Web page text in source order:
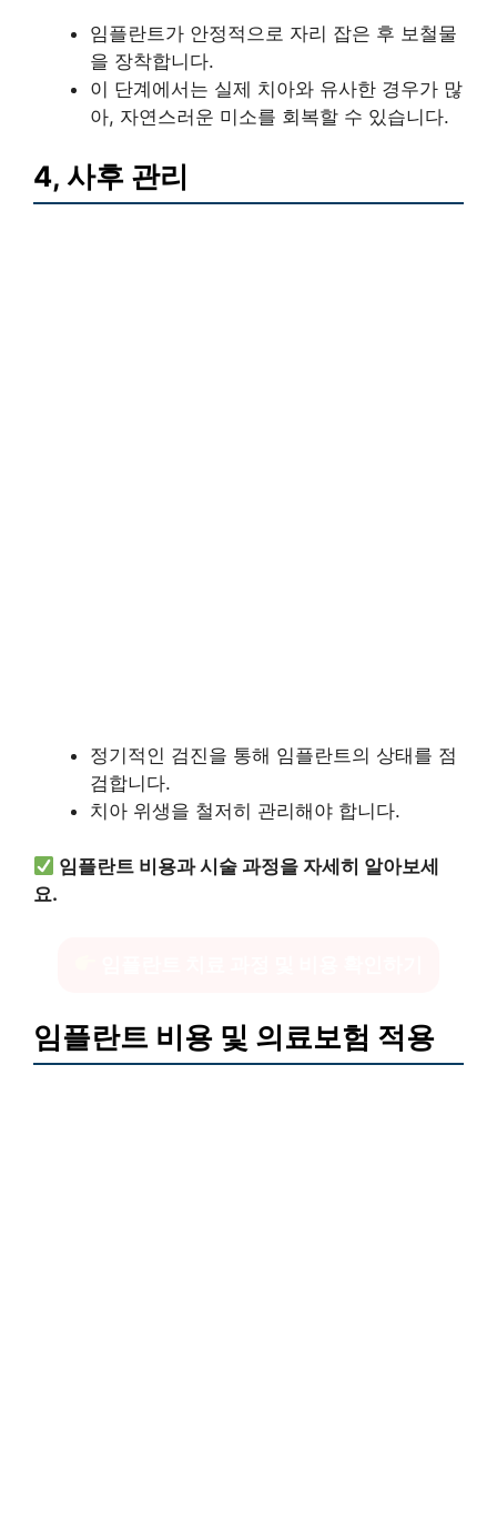
임플란트가 안정적으로 자리 잡은 후 보철물
을 장착합니다.
이 단계에서는 실제 치아와 유사한 경우가 많
아, 자연스러운 미소를 회복할 수 있습니다.
4, 사후 관리
정기적인 검진을 통해 임플란트의 상태를 점
검합니다.
치아 위생을 철저히 관리해야 합니다.
임플란트 비용과 시술 과정을 자세히 알아보세
요.
임플란트 비용 및 의료보험 적용